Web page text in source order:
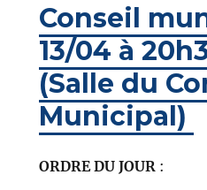
Conseil
13/04 à
(Salle du
Municipal)
ORDRE DU JOUR :